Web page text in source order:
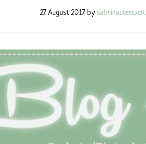
27. August 2017 by sabrinastempelt